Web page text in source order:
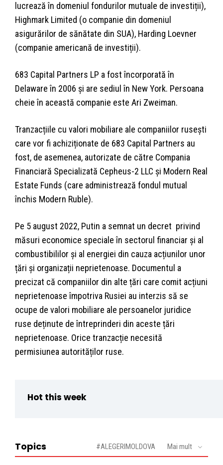
lucrează în domeniul fondurilor mutuale de investiții),
Highmark Limited (o companie din domeniul
asigurărilor de sănătate din SUA), Harding Loevner
(companie americană de investiții).
683 Capital Partners LP a fost încorporată în
Delaware în 2006 și are sediul în New York. Persoana
cheie în această companie este Ari Zweiman.
Tranzacțiile cu valori mobiliare ale companiilor rusești
care vor fi achiziționate de 683 Capital Partners au
fost, de asemenea, autorizate de către Compania
Financiară Specializată Cepheus-2 LLC și Modern Real
Estate Funds (care administrează fondul mutual
închis Modern Ruble).
Pe 5 august 2022, Putin a semnat un decret privind
măsuri economice speciale în sectorul financiar și al
combustibililor și al energiei din cauza acțiunilor unor
țări și organizații neprietenoase. Documentul a
precizat că companiilor din alte țări care comit acțiuni
neprietenoase împotriva Rusiei au interzis să se
ocupe de valori mobiliare ale persoanelor juridice
ruse deținute de întreprinderi din aceste țări
neprietenoase. Orice tranzacție necesită
permisiunea autorităților ruse.
Hot this week
Topics #ALEGERIMOLDOVA Mai mult